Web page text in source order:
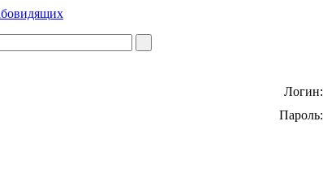
Логин:
Пароль: